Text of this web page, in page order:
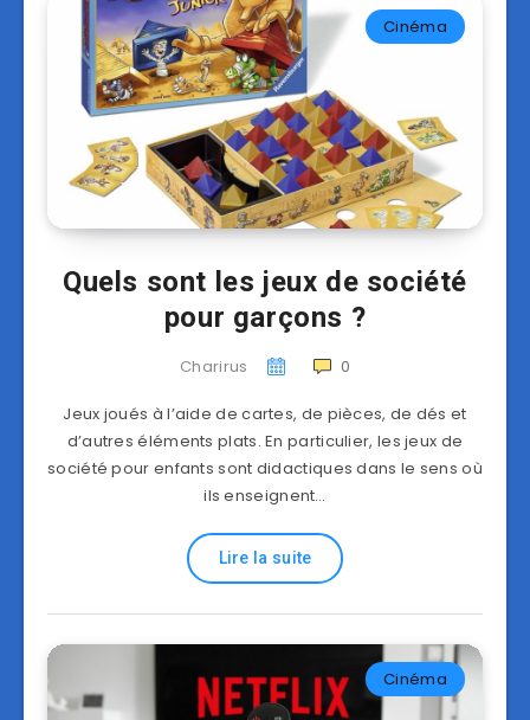
Cinéma
Quels sont les jeux de société
pour garçons ?
Charirus 0
Jeux joués à l’aide de cartes, de pièces, de dés et
d’autres éléments plats. En particulier, les jeux de
société pour enfants sont didactiques dans le sens où
ils enseignent…
Lire la suite
Cinéma